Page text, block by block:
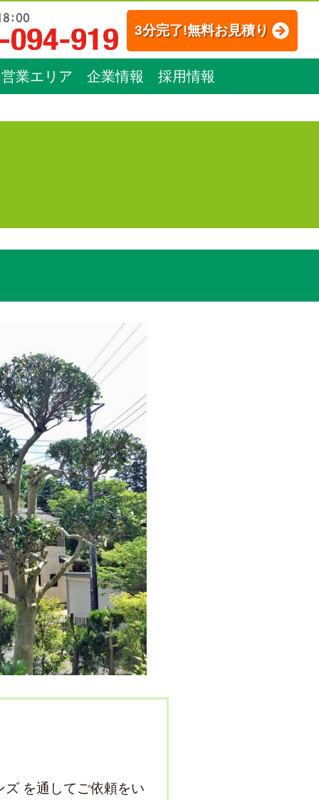
3分完了!無料お見積り
営業エリア 企業情報 採用情報
を通してご依頼をい